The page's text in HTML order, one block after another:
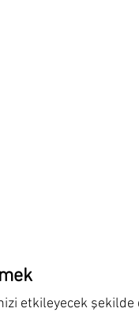
etkileyecek şekilde